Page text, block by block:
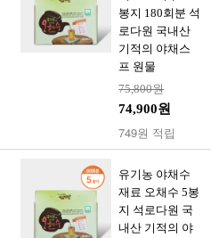
봉지 180회분 석
로다원 국내산
기적의 야채스
프 원물
75,800원
74,900원
749원 적립
유기농 야채수
재료 오채수 5봉
지 석로다원 국
내산 기적의 야